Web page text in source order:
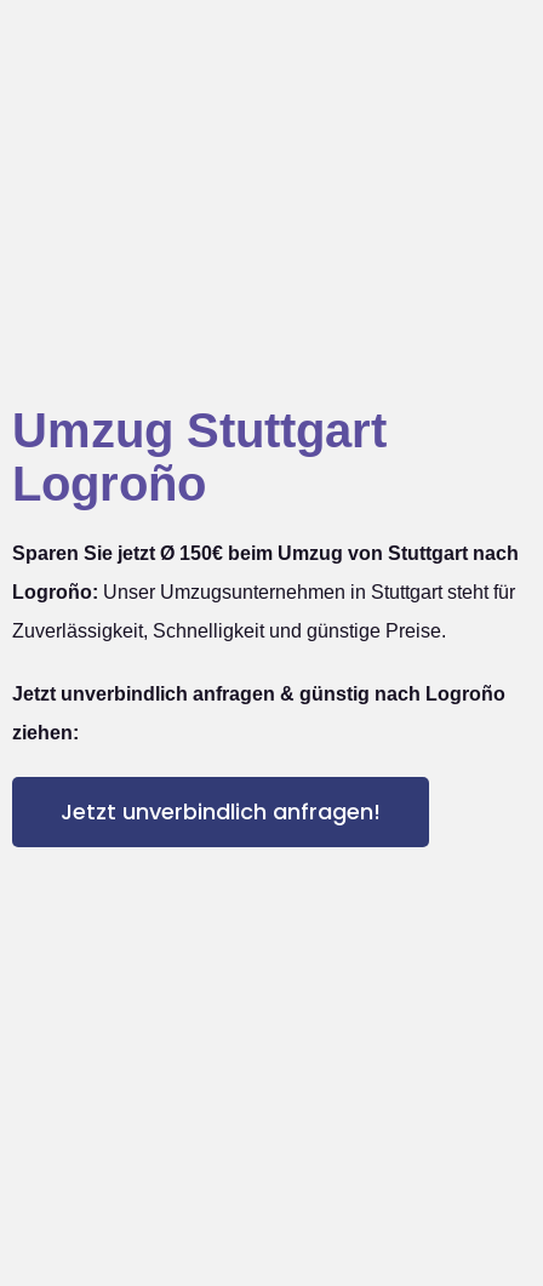
Umzug Stuttgart
Logroño
Sparen Sie jetzt Ø 150€ beim Umzug von Stuttgart nach
Logroño: Unser Umzugsunternehmen in Stuttgart steht für
Zuverlässigkeit, Schnelligkeit und günstige Preise.
Jetzt unverbindlich anfragen & günstig nach Logroño
ziehen:
Jetzt unverbindlich anfragen!